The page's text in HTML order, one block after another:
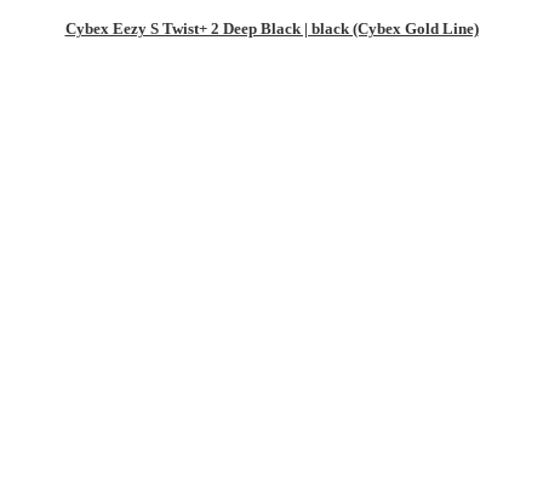
Cybex Eezy S Twist+ 2 Deep Black | black (Cybex Gold Line)